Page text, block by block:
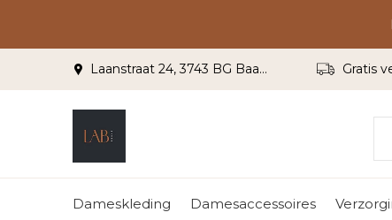
Dameskleding Damesaccessoires
Laanstraat 24, 3743 BG Baarn Gratis